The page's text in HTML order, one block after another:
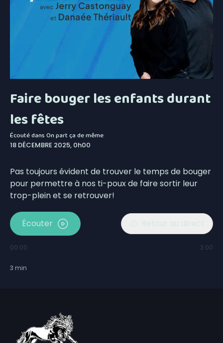
Faire bouger les enfants durant
les fêtes
Écouté dansOn part ça de même
18 DÉCEMBRE 2025, 0h00
Pas toujours évident de trouver le temps de bouger
pour permettre à nos ti-poux de faire sortir leur
trop-plein et se retrouver!
Écouter Retour au direct
00:00 3:00
3 min